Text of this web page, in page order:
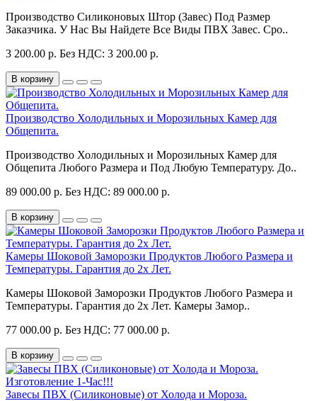
Производство Силиконовых Штор (Завес) Под Размер
Заказчика. У Нас Вы Найдете Все Виды ПВХ Завес. Сро..
3 200.00 р. Без НДС: 3 200.00 р.
В корзину
Производство Холодильных и Морозильных Камер для
Общепита.
Производство Холодильных и Морозильных Камер для
Общепита Любого Размера и Под Любую Температуру. До..
89 000.00 р. Без НДС: 89 000.00 р.
В корзину
Камеры Шоковой Заморозки Продуктов Любого Размера и
Температуры. Гарантия до 2х Лет.
Камеры Шоковой Заморозки Продуктов Любого Размера и
Температуры. Гарантия до 2х Лет. Камеры Замор..
77 000.00 р. Без НДС: 77 000.00 р.
В корзину
Завесы ПВХ (Силиконовые) от Холода и Мороза.